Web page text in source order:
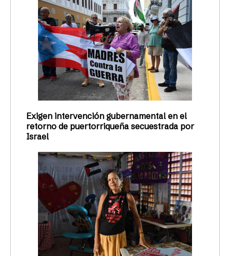
Exigen intervención gubernamental en el
retorno de puertorriqueña secuestrada por
Israel